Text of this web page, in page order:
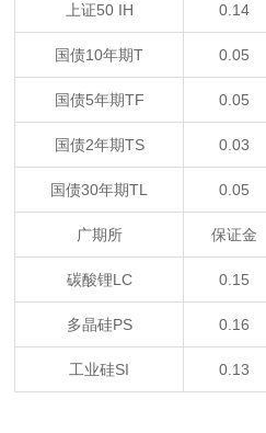
上证50 IH 0.14
国债10年期T 0.05
国债5年期TF 0.05
国债2年期TS 0.03
国债30年期TL 0.05
广期所 保证金
碳酸锂LC 0.15
多晶硅PS 0.16
工业硅SI 0.13